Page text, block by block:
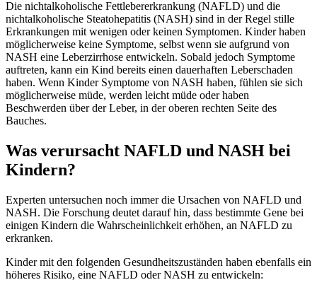
Die nichtalkoholische Fettlebererkrankung (NAFLD) und die
nichtalkoholische Steatohepatitis (NASH) sind in der Regel stille
Erkrankungen mit wenigen oder keinen Symptomen. Kinder haben
möglicherweise keine Symptome, selbst wenn sie aufgrund von
NASH eine Leberzirrhose entwickeln. Sobald jedoch Symptome
auftreten, kann ein Kind bereits einen dauerhaften Leberschaden
haben. Wenn Kinder Symptome von NASH haben, fühlen sie sich
möglicherweise müde, werden leicht müde oder haben
Beschwerden über der Leber, in der oberen rechten Seite des
Bauches.
Was verursacht NAFLD und NASH bei
Kindern?
Experten untersuchen noch immer die Ursachen von NAFLD und
NASH. Die Forschung deutet darauf hin, dass bestimmte Gene bei
einigen Kindern die Wahrscheinlichkeit erhöhen, an NAFLD zu
erkranken.
Kinder mit den folgenden Gesundheitszuständen haben ebenfalls ein
höheres Risiko, eine NAFLD oder NASH zu entwickeln: